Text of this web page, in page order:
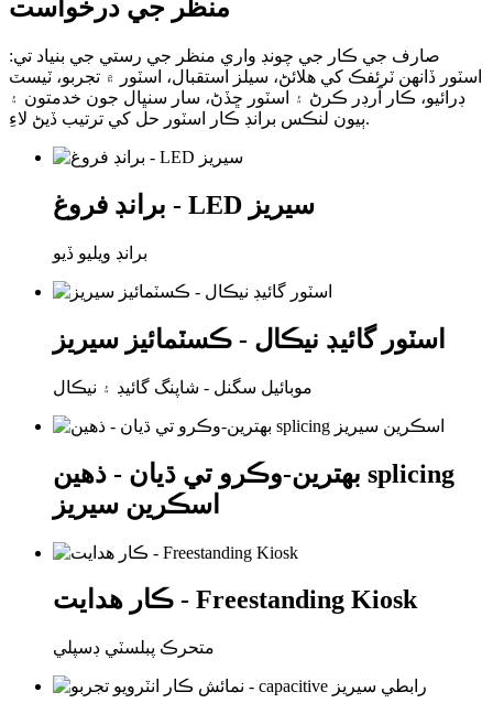
منظر جي درخواست
صارف جي ڪار جي چونڊ واري منظر جي رستي جي بنياد تي:
اسٽور ڏانهن ٽرئفڪ کي هلائڻ، سيلز استقبال، اسٽور ۾ تجربو، ٽيسٽ
ڊرائيو، ڪار آرڊر ڪرڻ ۽ اسٽور ڇڏڻ، سار سنڀال جون خدمتون ۽
ٻيون لنڪس برانڊ ڪار اسٽور حل کي ترتيب ڏيڻ لاءِ.
برانڊ فروغ - LED سيريز
برانڊ ويليو ڏيو
اسٽور گائيڊ نيڪال - ڪسٽمائيز سيريز
موبائيل سگنل - شاپنگ گائيڊ ۽ نيڪال
بهترين-وڪرو تي ڌيان - ذهين splicing
اسڪرين سيريز
ڪار ھدايت - Freestanding Kiosk
متحرڪ پبلسٽي ڊسپلي